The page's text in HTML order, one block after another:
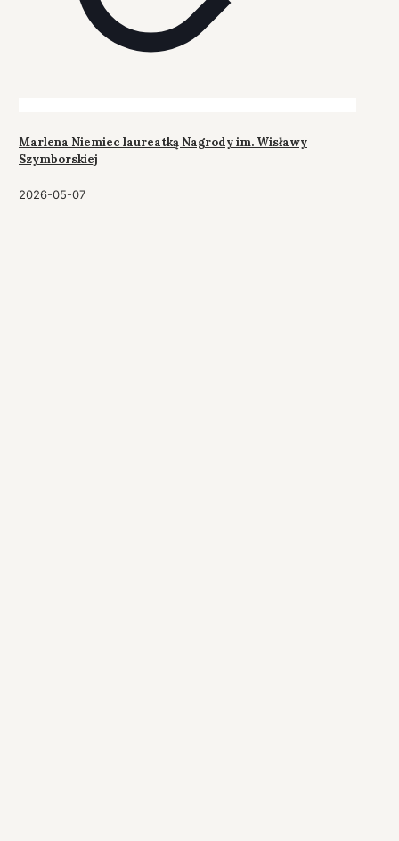
Marlena Niemiec laureatką Nagrody im. Wisławy
Szymborskiej
2026-05-07